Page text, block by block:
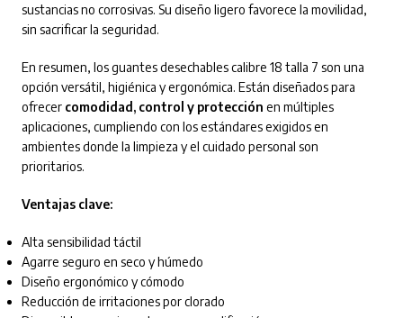
sustancias no corrosivas. Su diseño ligero favorece la movilidad,
sin sacrificar la seguridad.
En resumen, los guantes desechables calibre 18 talla 7 son una
opción versátil, higiénica y ergonómica. Están diseñados para
ofrecer comodidad, control y protección en múltiples
aplicaciones, cumpliendo con los estándares exigidos en
ambientes donde la limpieza y el cuidado personal son
prioritarios.
Ventajas clave:
Alta sensibilidad táctil
Agarre seguro en seco y húmedo
Diseño ergonómico y cómodo
Reducción de irritaciones por clorado